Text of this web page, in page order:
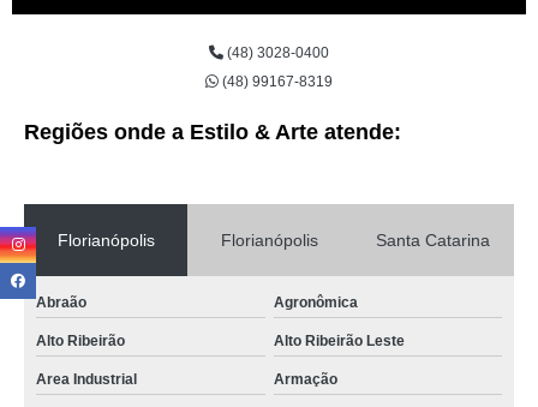
aluguel de poltronas para casamento Bom Abrigo
aluguel de cadeiras poltrona Abraão
poltrona para alugar valor Capivari
valor de locação de poltronas para casamento Coloninha
aluguel de poltronas reclináveis preço Palhoça
aluguel de poltronas reclináveis preço Agronômica
poltrona para alugar preço Campeche Central
(48) 3028-0400
(48) 99167-8319
Regiões onde a Estilo & Arte atende:
Florianópolis Florianópolis Santa Catarina
Abraão Agronômica
Alto Ribeirão Alto Ribeirão Leste
Area Industrial Armação